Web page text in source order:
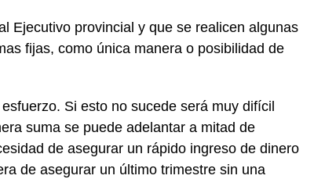
Ejecutivo provincial y que se realicen algunas
fijas, como única manera o posibilidad de
Si esto no sucede será muy difícil
suma se puede adelantar a mitad de
de asegurar un rápido ingreso de dinero
de asegurar un último trimestre sin una